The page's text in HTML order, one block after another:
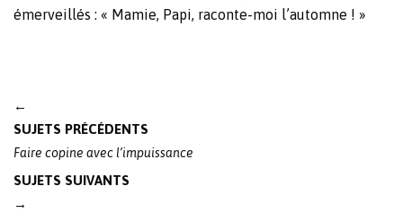
émerveillés : « Mamie, Papi, raconte-moi l’automne ! »
Post
navigation
←
SUJETS PRÉCÉDENTS
Faire copine avec l’impuissance
SUJETS SUIVANTS
→